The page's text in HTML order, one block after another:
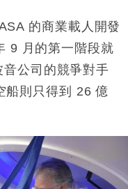
的商業載人開發
9 月的第一階段就
公司的競爭對手
船則只得到 26 億